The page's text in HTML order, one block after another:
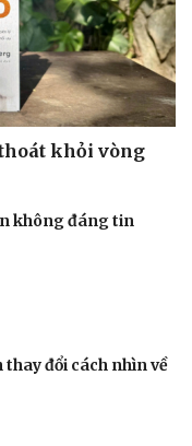
khỏi vòng
không đáng tin
thay đổi cách nhìn về